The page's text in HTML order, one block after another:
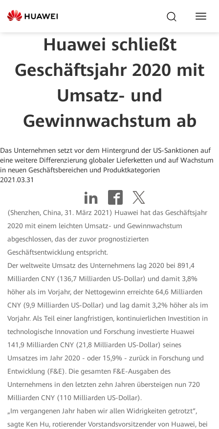
Huawei schließt
Geschäftsjahr 2020 mit
Umsatz- und
Gewinnwachstum ab
Das Unternehmen setzt vor dem Hintergrund der US-Sanktionen auf
eine weitere Differenzierung globaler Lieferketten und auf Wachstum
in neuen Geschäftsbereichen und Produktkategorien
2021.03.31
(Shenzhen, China, 31. März 2021) Huawei hat das Geschäftsjahr
2020 mit einem leichten Umsatz- und Gewinnwachstum
abgeschlossen, das der zuvor prognostizierten
Geschäftsentwicklung entspricht.
Der weltweite Umsatz des Unternehmens lag 2020 bei 891,4
Milliarden CNY (136,7 Milliarden US-Dollar) und damit 3,8%
höher als im Vorjahr, der Nettogewinn erreichte 64,6 Milliarden
CNY (9,9 Milliarden US-Dollar) und lag damit 3,2% höher als im
Vorjahr. Als Teil einer langfristigen, kontinuierlichen Investition in
technologische Innovation und Forschung investierte Huawei
141,9 Milliarden CNY (21,8 Milliarden US-Dollar) seines
Umsatzes im Jahr 2020 - oder 15,9% - zurück in Forschung und
Entwicklung (F&E). Die gesamten F&E-Ausgaben des
Unternehmens in den letzten zehn Jahren übersteigen nun 720
Milliarden CNY (110 Milliarden US-Dollar).
„Im vergangenen Jahr haben wir allen Widrigkeiten getrotzt“,
sagte Ken Hu, rotierender Vorstandsvorsitzender von Huawei, bei